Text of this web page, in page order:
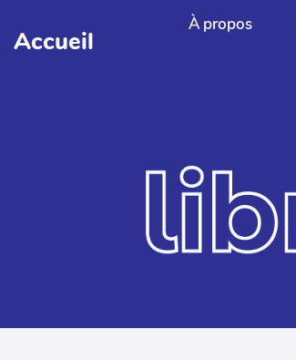
Aller au contenu principal
Accueil
À propos